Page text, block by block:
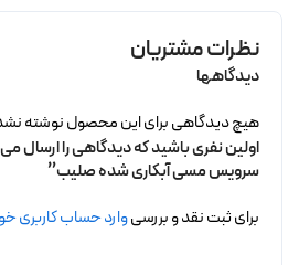
نظرات مشتریان
دیدگاهها
هیچ دیدگاهی برای این محصول نوشته
اولین نفری باشید که دیدگاهی را ارسال
سرویس مسی آبکاری شده صلیب”
برای ثبت نقد و بررسیوارد حساب کاربری